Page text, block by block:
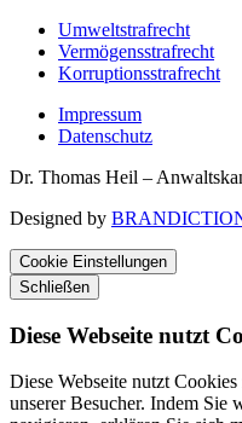
Umweltstrafrecht
Vermögensstrafrecht
Korruptionsstrafrecht
Impressum
Datenschutz
Dr. Thomas Heil –
Designed by
Cookie Einstellungen
Schließen
Diese Webseite nutzt
Diese Webseite nutzt
unserer Besucher. Indem Sie